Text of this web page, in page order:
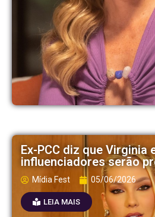
Ex-PCC diz que Virginia
influenciadores serão
Mídia Fest 05/06/2026
LEIA MAIS